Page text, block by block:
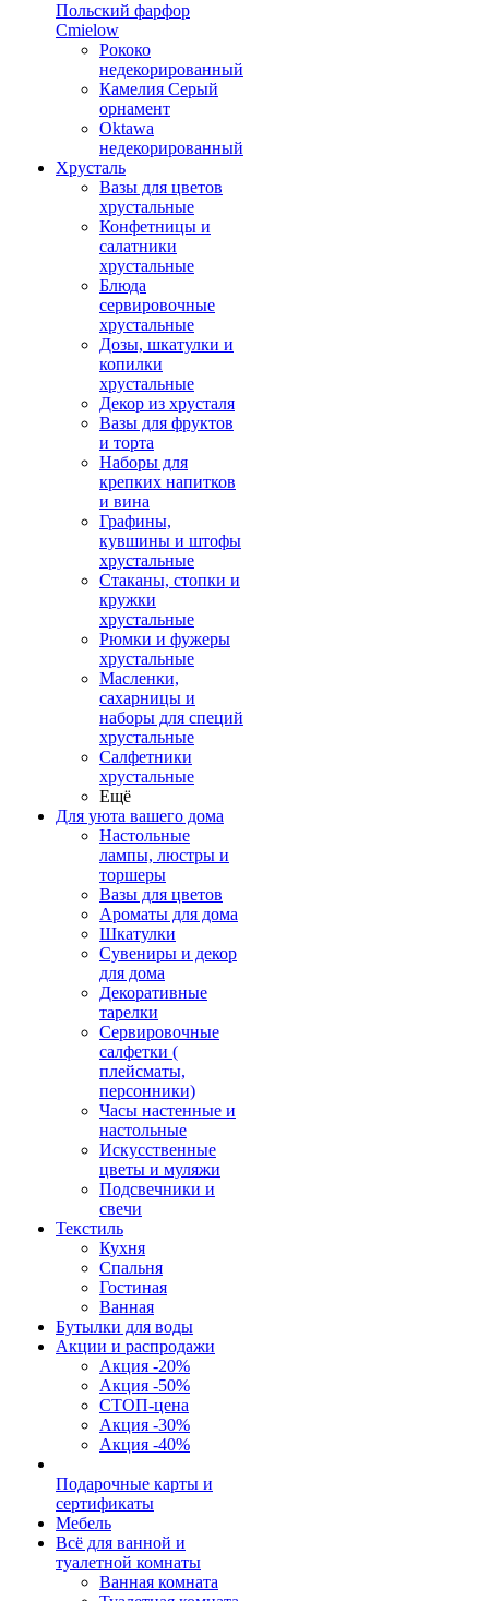
Польский фарфор
Сmielow
Рококо
недекорированный
Камелия Серый
орнамент
Oktawa
недекорированный
Хрусталь
Вазы для цветов
хрустальные
Конфетницы и
салатники
хрустальные
Блюда
сервировочные
хрустальные
Дозы, шкатулки и
копилки
хрустальные
Декор из хрусталя
Вазы для фруктов
и торта
Наборы для
крепких напитков
и вина
Графины,
кувшины и штофы
хрустальные
Стаканы, стопки и
кружки
хрустальные
Рюмки и фужеры
хрустальные
Масленки,
сахарницы и
наборы для специй
хрустальные
Салфетники
хрустальные
Ещё
Для уюта вашего дома
Настольные
лампы, люстры и
торшеры
Вазы для цветов
Ароматы для дома
Шкатулки
Сувениры и декор
для дома
Декоративные
тарелки
Сервировочные
салфетки (
плейсматы,
персонники)
Часы настенные и
настольные
Искусственные
цветы и муляжи
Подсвечники и
свечи
Текстиль
Кухня
Спальня
Гостиная
Ванная
Бутылки для воды
Акции и распродажи
Акция -20%
Акция -50%
СТОП-цена
Акция -30%
Акция -40%
Подарочные карты и
сертификаты
Мебель
Всё для ванной и
туалетной комнаты
Ванная комната